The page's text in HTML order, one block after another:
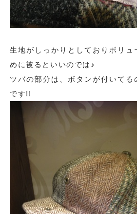
生地がしっかりとしておりボリュ
めに被るといいのでは♪
ツバの部分は、ボタンが付いてる
です!!